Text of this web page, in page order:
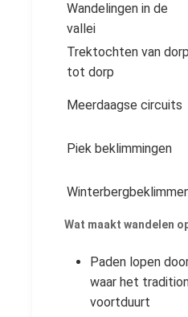
Wandelingen in de
vallei
Trektochten van dorp
tot dorp
Meerdaagse circuits
Piek beklimmingen
Wat maakt wandelen
Paden lopen
waar het
voortduurt